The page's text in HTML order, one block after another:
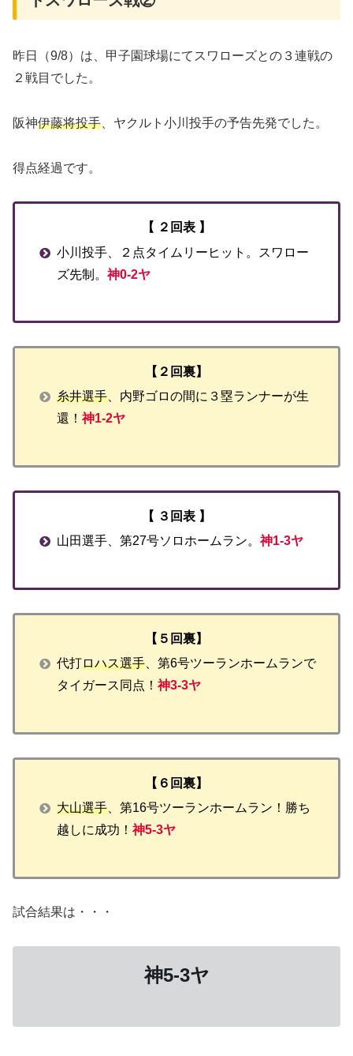
昨日（9/8）は、甲子園球場にてスワローズとの３連戦の
２戦目でした。
阪神伊藤将投手 、ヤクルト小川投手の予告先発でした。
得点経過です。
【 ２回表 】
小川投手、２点タイムリーヒット。スワロー
ズ先制。神0-2ヤ
【２回裏】
糸井選手、内野ゴロの間に３塁ランナーが生
還！神1-2ヤ
【 ３回表 】
山田選手、第27号ソロホームラン。神1-3ヤ
【５回裏】
代打ロハス選手 、第6号ツーランホームランで
タイガース同点！神3-3ヤ
【６回裏】
大山選手 、第16号ツーランホームラン！勝ち
越しに成功！神5-3ヤ
試合結果は・・・
神5-3ヤ